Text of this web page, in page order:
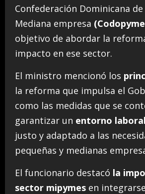
Confederación Dominicana de
Mediana empresa
objetivo de abordar la
impacto en ese sector.
El ministro mencionó los
la reforma que impulsa el
como las medidas que se
garantizar un entorno
justo y adaptado a las
pequeñas y medianas
El funcionario destacó la
sector mipymes en